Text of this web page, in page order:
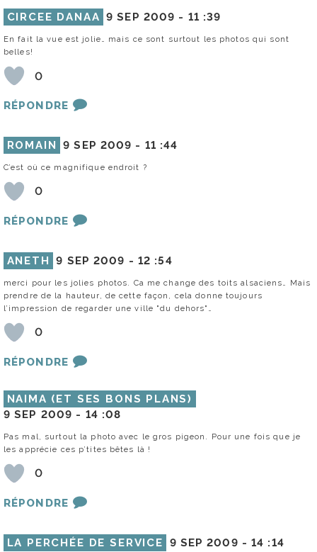
CIRCEE DANAA 9 SEP 2009 - 11 :39
En fait la vue est jolie… mais ce sont surtout les photos qui sont
belles!
0
RÉPONDRE
ROMAIN 9 SEP 2009 - 11 :44
C’est où ce magnifique endroit ?
0
RÉPONDRE
ANETH 9 SEP 2009 - 12 :54
merci pour les jolies photos. Ca me change des toits alsaciens… Mais
prendre de la hauteur, de cette façon, cela donne toujours
l’impression de regarder une ville "du dehors"…
0
RÉPONDRE
NAIMA (ET SES BONS PLANS)
9 SEP 2009 - 14 :08
Pas mal, surtout la photo avec le gros pigeon. Pour une fois que je
les apprécie ces p’tites bêtes là !
0
RÉPONDRE
LA PERCHÉE DE SERVICE 9 SEP 2009 -14 :14